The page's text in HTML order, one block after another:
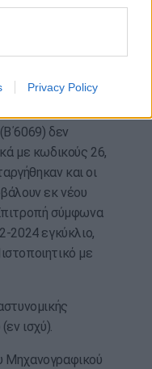
Privacy Policy
εκδοθεί από
του νοσοκομείου
με την
δεν
με κωδικούς 26,
και οι
εκ νέου
σύμφωνα
2024 εγκύκλιο,
με
ισχύ).
Μηχανογραφικού